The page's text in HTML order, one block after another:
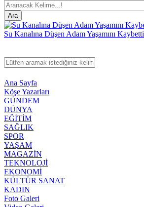
Su Kanalına Düşen Adam Yaşamını Kaybetti
Ana Sayfa
Köşe Yazarları
GÜNDEM
DÜNYA
EĞİTİM
SAĞLIK
SPOR
YAŞAM
MAGAZİN
TEKNOLOJİ
EKONOMİ
KÜLTÜR SANAT
KADIN
Foto Galeri